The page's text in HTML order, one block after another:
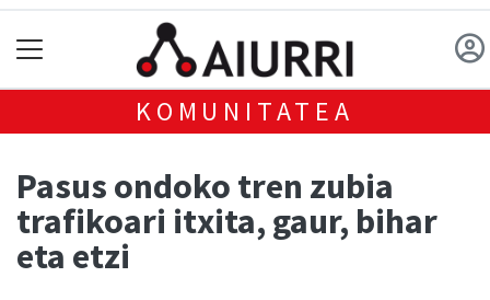
KOMUNITATEA
Pasus ondoko tren zubia
trafikoari itxita, gaur, bihar
eta etzi